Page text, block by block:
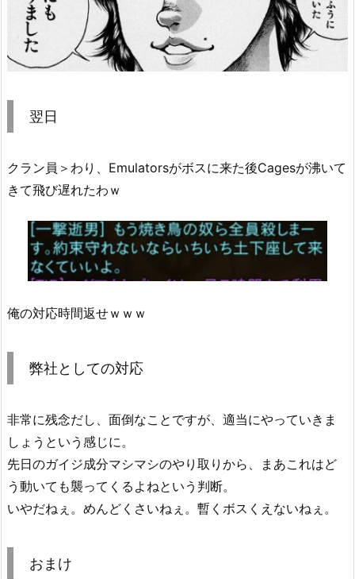
翌日
クラン員＞わり、Emulatorsがボスに来た後Cagesが沸いて
きて飛び遅れたわｗ
俺の対応時間返せｗｗｗ
弊社としての対応
非常に残念だし、面倒なことですが、適当にやっていきま
しょうという感じに。
先日のガイジ成分マシマシのやり取りから、まあこれはど
う動いても襲ってくるよねという判断。
いやだねぇ。めんどくさいねぇ。暫くボスくえないねぇ。
おまけ